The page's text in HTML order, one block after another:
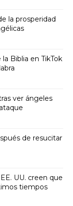
la prosperidad
Biblia en TikTok
ver ángeles
de resucitar
UU. creen que
tiempos